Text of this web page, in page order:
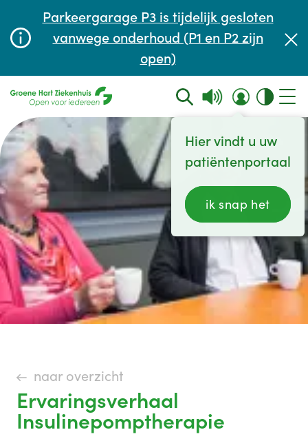
Parkeergarage P3 is tijdelijk gesloten
vanwege onderhoud (P1 en P2 zijn
open)
Hier vindt u uw
patiëntenportaal
ik snap het
Wachttijden
naar overzicht
Ervaringsverhaal
Insulinepomptherapie